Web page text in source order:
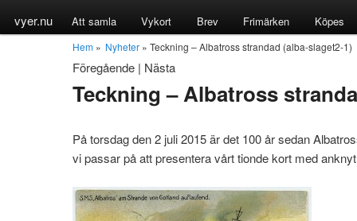
vyer.nu Att samla Vykort Brev Frimärken Köpes
Hem » Nyheter » Teckning – Albatross strandad (alba-slaget2-1)
Föregående | Nästa
Teckning – Albatross
På torsdag den 2 juli 2015 är det 100 år sedan
vi passar på att presentera vårt tionde kort med